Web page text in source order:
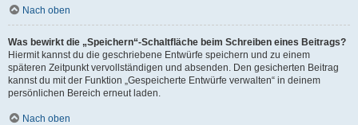
Nach oben
Was bewirkt die „Speichern“-Schaltfläche beim Schreiben eines Beitrags?
Hiermit kannst du die geschriebene Entwürfe speichern und zu einem
späteren Zeitpunkt vervollständigen und absenden. Den gesicherten Beitrag
kannst du mit der Funktion „Gespeicherte Entwürfe verwalten“ in deinem
persönlichen Bereich erneut laden.
Nach oben